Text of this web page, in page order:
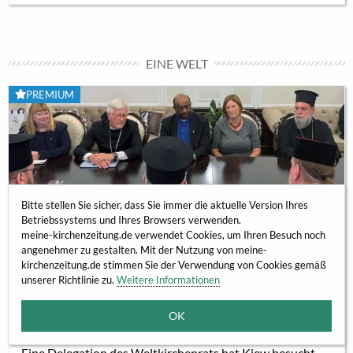
Bitte stellen Sie sicher, dass Sie immer die aktuelle Version Ihres
Betriebssystems und Ihres Browsers verwenden.
meine-kirchenzeitung.de verwendet Cookies, um Ihren Besuch noch
angenehmer zu gestalten. Mit der Nutzung von meine-
kirchenzeitung.de stimmen Sie der Verwendung von Cookies gemäß
unserer Richtlinie zu. Weitere Informationen
OK
bemerkenswerter ist...
EINE WELT
PREMIUM
TRÜGLICHE NORMALITÄT
Warum der Weltkirchenrat in die Ukraine